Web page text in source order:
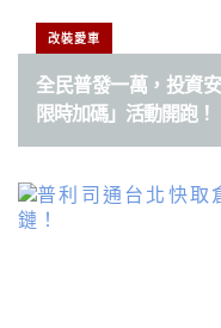
改裝愛車
全民普發一萬，投資
限時加碼」活動開跑！